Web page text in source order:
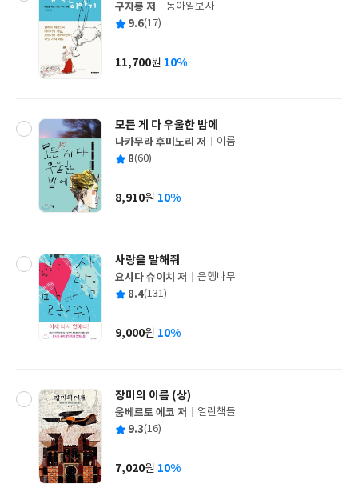
글
쓴
구자룡 저
출
사
동아일보사
평 9.6(17)
가
11,700원 10%
모든 게 다 우울한 밤에
글
쓴
나카무라 후미노리 저
출
사
이룸
평 8(60)
가
8,910원 10%
사랑을 말해줘
글
쓴
요시다 슈이치 저
출
사
은행나무
평 8.4(131)
가
9,000원 10%
장미의 이름 (상)
글
쓴
움베르토 에코 저
출
사
열린책들
평 9.3(16)
가
7,020원 10%